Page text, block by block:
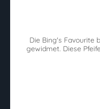
Die Bing's Favourite
gewidmet. Diese